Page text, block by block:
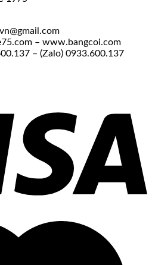
– www.bangcoi.com
– (Zalo) 0933.600.137